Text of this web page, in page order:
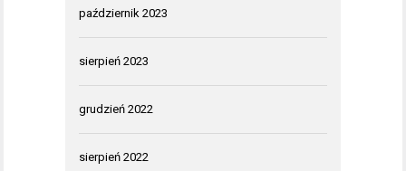
październik 2023
sierpień 2023
grudzień 2022
sierpień 2022